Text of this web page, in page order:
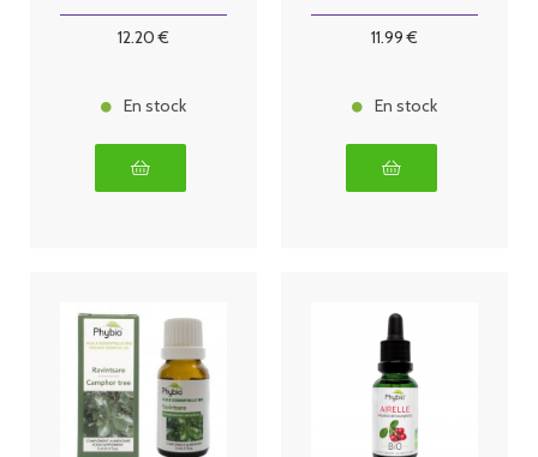
12.20 €
En stock
11.99 €
En stock